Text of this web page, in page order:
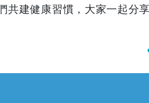
共建健康習慣，大家一起分